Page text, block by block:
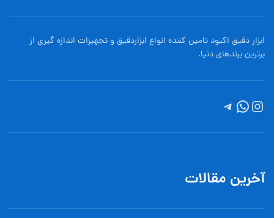
ابزار دقیق اکیود تامین کننده انواع ابزاردقيق و تجهيزات اندازه گیری از
برترین برندهای دنیا.
آخرین مقالات